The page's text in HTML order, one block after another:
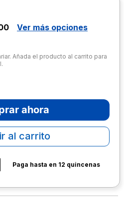
Ver más opciones
Añada el producto al carrito para
ahora
al carrito
Paga hasta en 12 quincenas